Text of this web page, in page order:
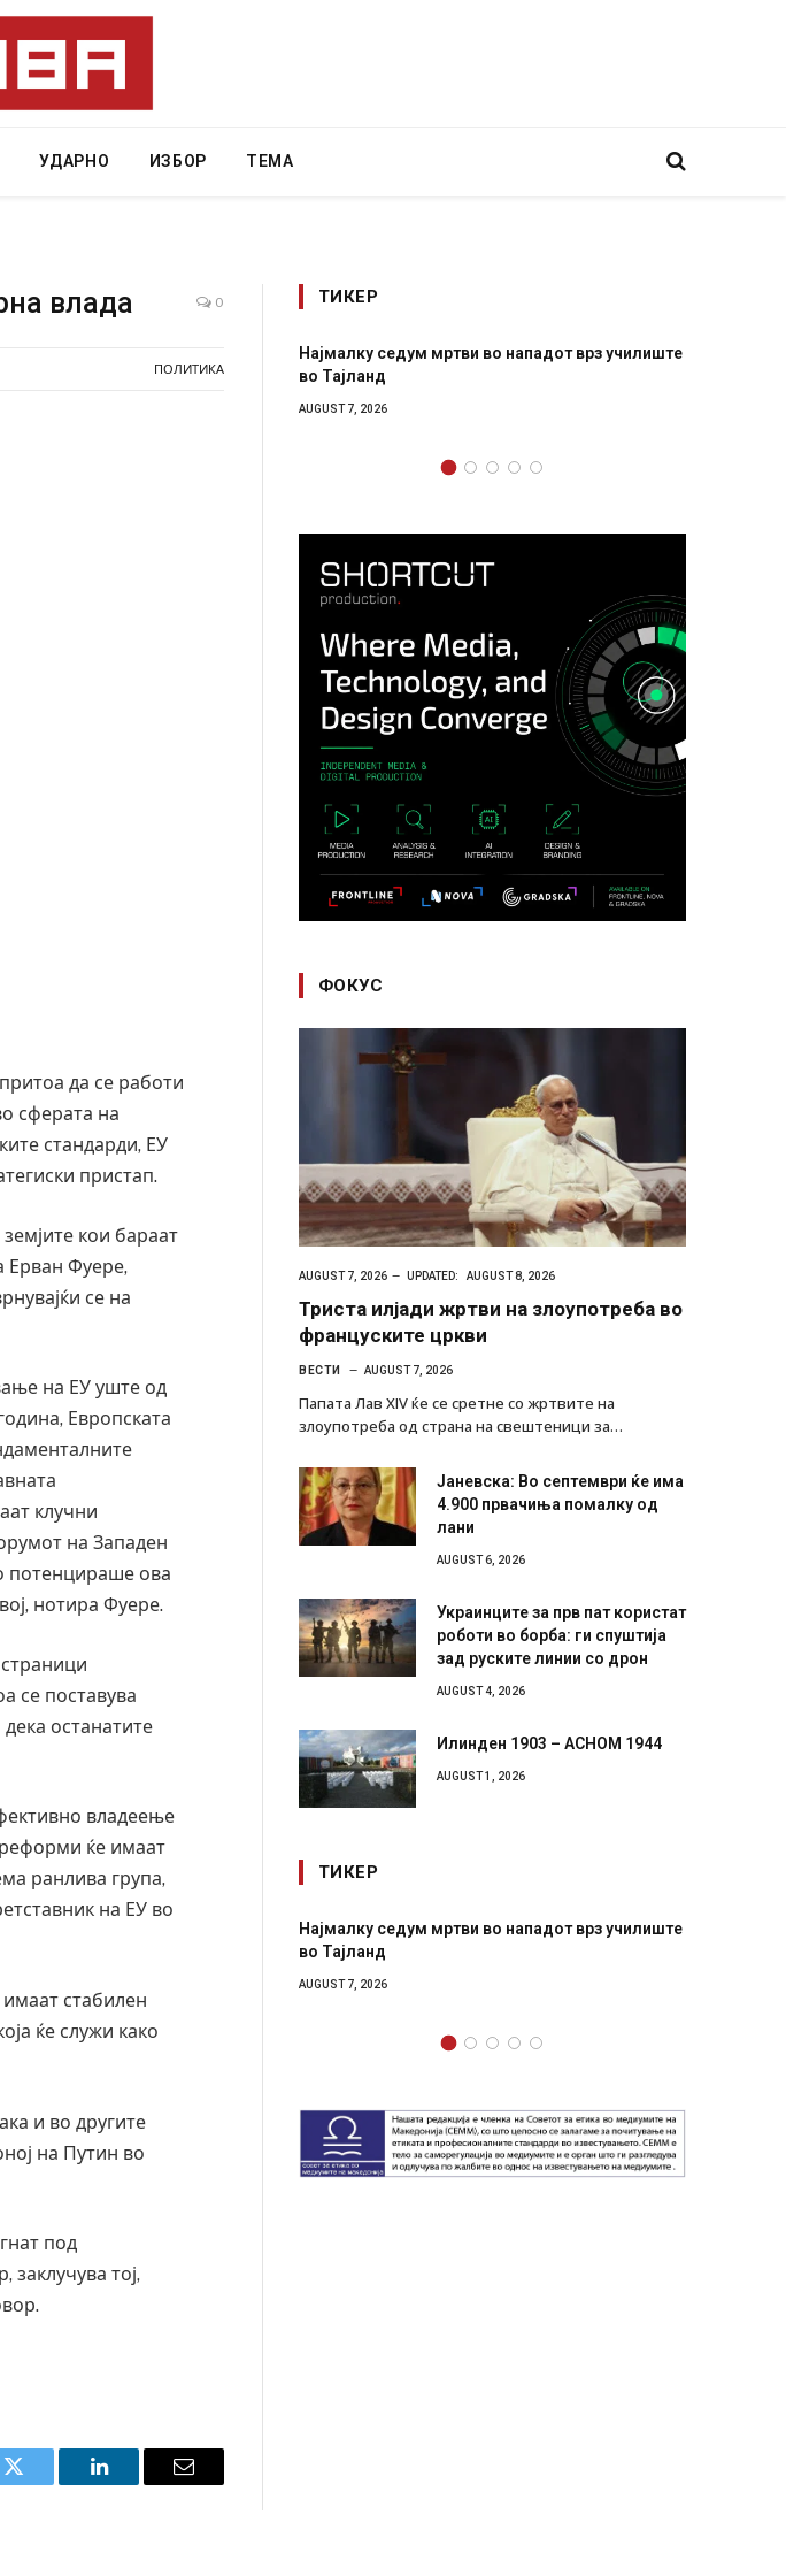
УДАРНО ИЗБОР ТЕМА
влада 0
ПОЛИТИКА
да се работи
сферата на
стандарди, ЕУ
пристап.
кои бараат
Ерван Фуере,
се на
на ЕУ уште од
Европската
клучни
на Западен
потенцираше ова
нотира Фуере.
се поставува
останатите
владеење
ќе имаат
ранлива група,
на ЕУ во
стабилен
ќе служи како
и во другите
на Путин во
под
заклучува тој,
Twitter LinkedIn Email
ТИКЕР
– експлозивот бил
Најмалку седум мртви во нападот врз училиште
во Тајланд
AUGUST 7, 2026
СОЗИС:
ФОКУС
AUGUST 7, 2026 UPDATED: AUGUST 8, 2026
Триста илјади жртви на злоупотреба во
француските цркви
ВЕСТИ AUGUST 7, 2026
Папата Лав XIV ќе се сретне со жртвите на
злоупотреба од страна на свештеници за…
Јаневска: Во септември ќе има
4.900 првачиња помалку од
лани
AUGUST 6, 2026
Украинците за прв пат користат
роботи во борба: ги спуштија
зад руските линии со дрон
AUGUST 4, 2026
Илинден 1903 – АСНОМ 1944
AUGUST 1, 2026
ТИКЕР
Најмалку седум мртви во нападот врз училиште
во Тајланд
AUGUST 7, 2026